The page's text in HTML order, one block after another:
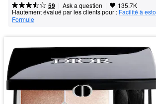
59 | Ask a question | 135.7K
Hautement évalué par les clients pour : Facilité à
Formule